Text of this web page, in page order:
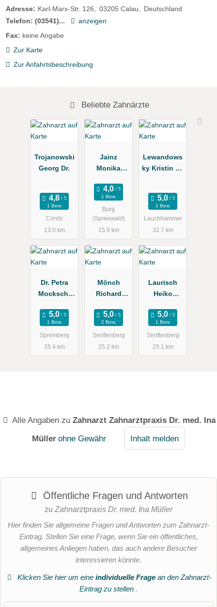
Adresse: Karl-Marx-Str. 126 03205 Calau
Deutschland
Telefon: (03541)...
anzeigen
Fax: keine Angabe
Zur Karte
Zur Anfahrtsbeschreibung
Beliebte Zahnärzte
Trojanowski
Georg Dr.
1 Bew.
Crinitz
13.0 km
Jainz
Monika
xis
1 Bew.
Burg
(Spreewald)
15.9 km
Lewandows
ky Kristin Dr.
1 Bew.
Lauchhammer
32.7 km
Dr. Petra
Mocksch,
Mocksch
1 Bew.
Spremberg
35.4 km
Mönch
Richard
2 Bew.
Senftenberg
25.2 km
Laurisch
Heiko
Praxis
1 Bew.
Senftenberg
25.1 km
Alle Angaben zuZahnarzt Zahnarztpraxis Dr. med. Ina
Müller ohne Gewähr Inhalt melden
Öffentliche Fragen und Antworten
zu Zahnarztpraxis Dr. med. Ina Müller
Hier finden Sie allgemeine Fragen und Antworten zum Zahnarzt-
Eintrag. Stellen Sie eine Frage, wenn Sie ein öffentliches,
allgemeines Anliegen haben, das auch andere Besucher
interessieren könnte.
Klicken Sie hier um eine individuelle Fragean den Zahnarzt-
Eintrag zu stellen .